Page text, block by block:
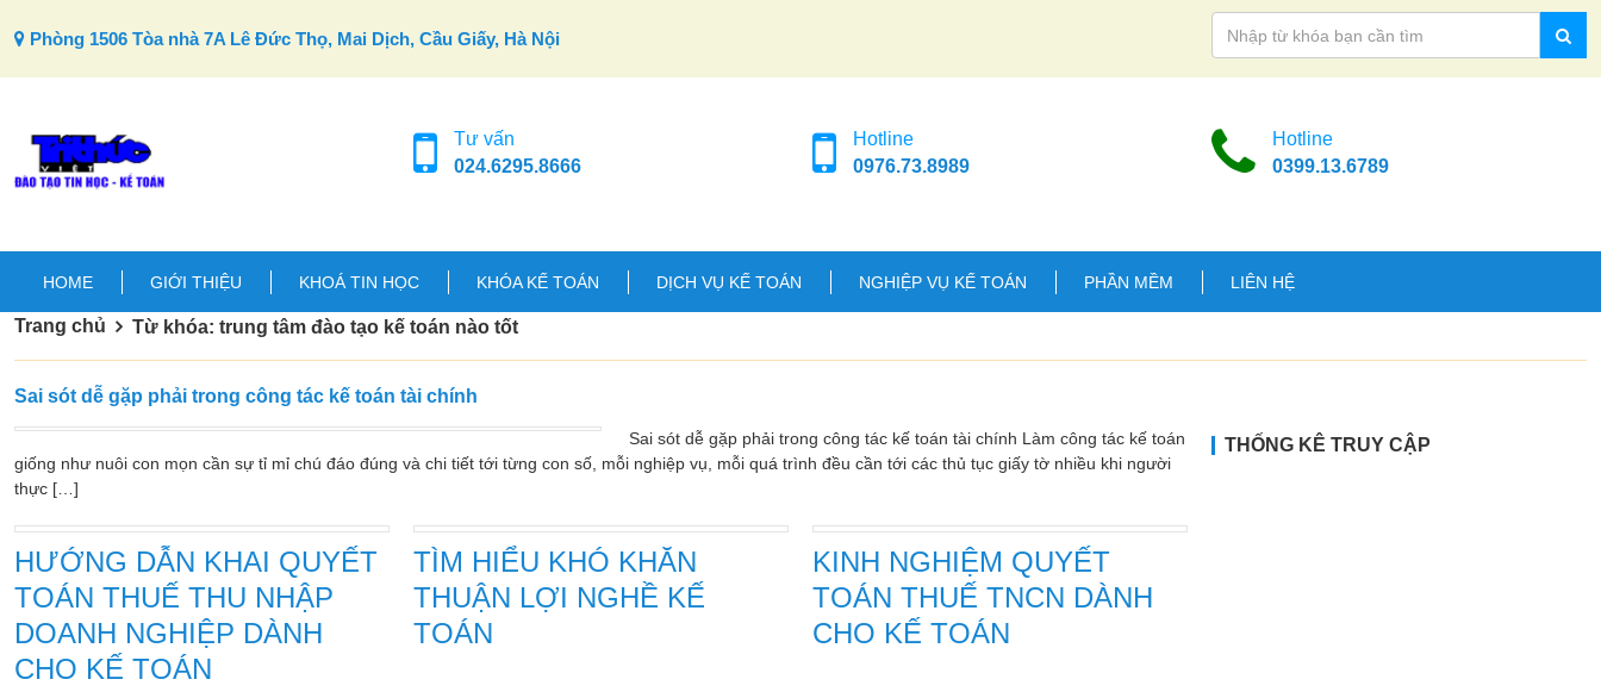
Phòng 1506 Tòa nhà 7A Lê Đức Thọ, Mai Dịch, Cầu Giấy, Hà Nội
Tư vấn
024.6295.8666
Hotline
0976.73.8989
Hotline
0399.13.6789
HOME GIỚI THIỆU KHOÁ TIN HỌC KHÓA KẾ TOÁN DỊCH VỤ KẾ TOÁN NGHIỆP VỤ KẾ TOÁN PHẦN MỀM LIÊN HỆ
Trang chủ Từ khóa: trung tâm đào tạo kế toán nào tốt
Sai sót dễ gặp phải trong công tác kế toán tài chính
Sai sót dễ gặp phải trong công tác kế toán tài chính Làm công tác kế toán
giống như nuôi con mọn cần sự tỉ mỉ chú đáo đúng và chi tiết tới từng con số, mỗi nghiệp vụ, mỗi quá trình đều cần tới các thủ tục giấy tờ nhiều khi người
thực […]
HƯỚNG DẪN KHAI QUYẾT
TOÁN THUẾ THU NHẬP
DOANH NGHIỆP DÀNH
CHO KẾ TOÁN
TÌM HIỂU KHÓ KHĂN
THUẬN LỢI NGHỀ KẾ
TOÁN
KINH NGHIỆM QUYẾT
TOÁN THUẾ TNCN DÀNH
CHO KẾ TOÁN
THỐNG KÊ TRUY CẬP